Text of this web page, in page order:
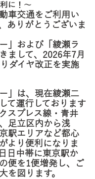
に！～
車交通をご利用い
ありがとうございま
」および「綾瀬ラ
まして、2026年7月
ダイヤ改正を実施
」は、現在綾瀬二
て運行しております
スプレス線・青井
足立区内から浅
駅エリアなど都心
より便利になりま
日中帯に東京駅か
便を1便増発し、ご
を図ります。